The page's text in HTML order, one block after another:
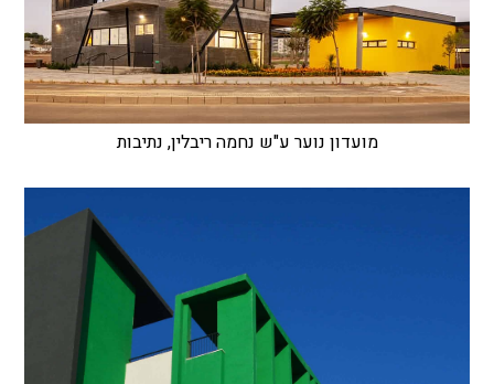
מועדון נוער ע"ש נחמה ריבלין, נתיבות